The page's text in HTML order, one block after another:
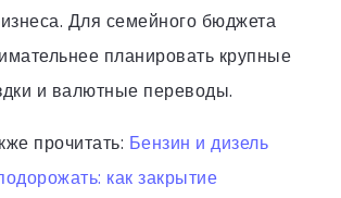
Для семейного бюджета
планировать крупные
и валютные переводы.
прочитать: Бензин и дизель
как закрытие